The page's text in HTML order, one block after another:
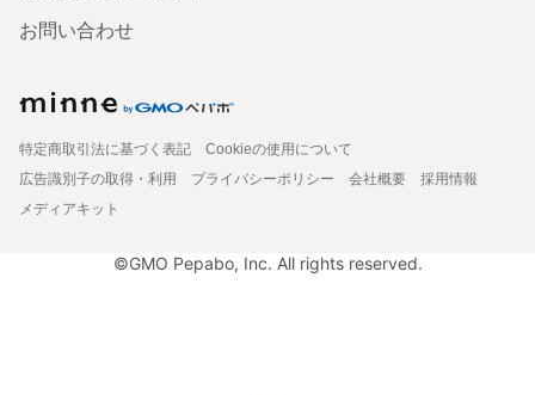
お問い合わせ
特定商取引法に基づく表記
Cookieの使用について
広告識別子の取得・利用
プライバシーポリシー 会社概要
採用情報
メディアキット
©GMO Pepabo, Inc. All rights reserved.